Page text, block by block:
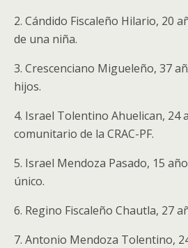
2. Cándido Fiscaleño Hilario, 20
de una niña.
3. Crescenciano Migueleño, 37
hijos.
4. Israel Tolentino Ahuelican, 24
comunitario de la CRAC-PF.
5. Israel Mendoza Pasado, 15
único.
6. Regino Fiscaleño Chautla, 27
7. Antonio Mendoza Tolentino,